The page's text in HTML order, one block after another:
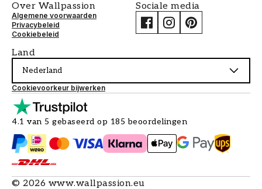
Over Wallpassion
Algemene voorwaarden
Privacybeleid
Cookiebeleid
Sociale media
Land
Nederland
Cookievoorkeur bijwerken
4.1 van 5 gebaseerd op 185 beoordelingen
© 2026 www.wallpassion.eu